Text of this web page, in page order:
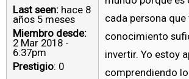
Last seen: hace 8
años 5 meses
Miembro desde:
2 Mar 2018 -
6:37pm
Prestigio: 0
cada persona que
conocimiento
invertir. Yo estoy
comprendiendo